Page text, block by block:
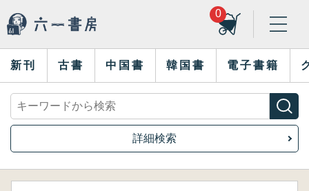
0
新刊 古書 中国書 韓国書 電子書籍
詳細検索